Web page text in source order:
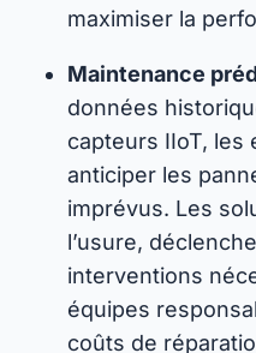
maximiser la
Maintenance
données
capteurs IIoT,
anticiper les
imprévus. Les
l’usure,
interventions
équipes
coûts de